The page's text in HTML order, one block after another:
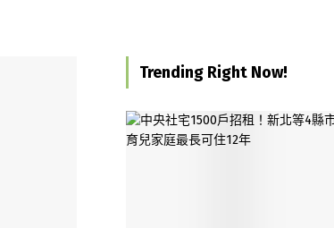
Trending Right Now!